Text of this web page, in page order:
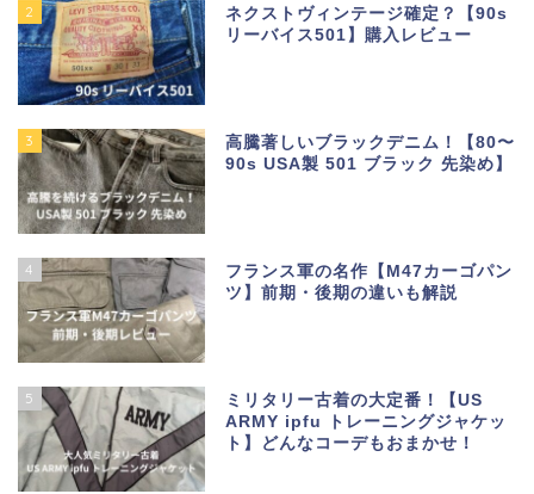
2
ネクストヴィンテージ確定？【90s
リーバイス501】購入レビュー
3
高騰著しいブラックデニム！【80〜
90s USA製 501 ブラック 先染め】
4
フランス軍の名作【M47カーゴパン
ツ】前期・後期の違いも解説
5
ミリタリー古着の大定番！【US
ARMY ipfu トレーニングジャケッ
ト】どんなコーデもおまかせ！